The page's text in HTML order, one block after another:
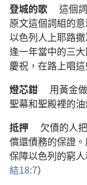
登城的歌 這個
原文這個詞組的
以色列人上耶路
逢一年當中的三大
慶祝 ， 在路上唱
燈芯鉗
用黃金做
聖幕和聖殿裡的
抵押
欠債的人把
償還債務的保證 。
保障以色列的窮人
結18:7）